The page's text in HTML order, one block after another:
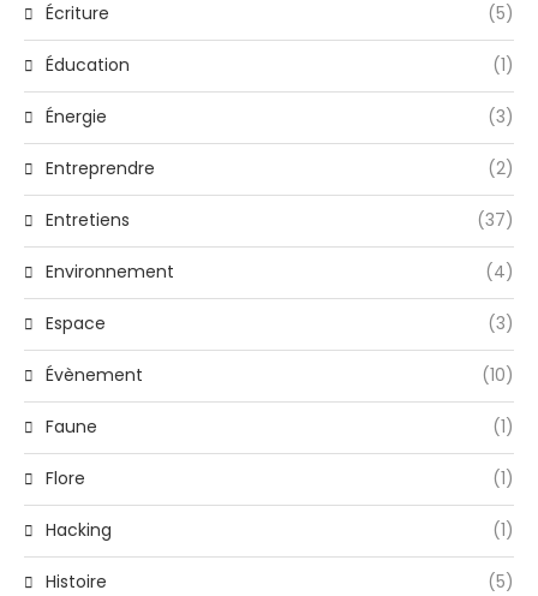
Écriture (5)
Éducation (1)
Énergie (3)
Entreprendre (2)
Entretiens (37)
Environnement (4)
Espace (3)
Évènement (10)
Faune (1)
Flore (1)
Hacking (1)
Histoire (5)